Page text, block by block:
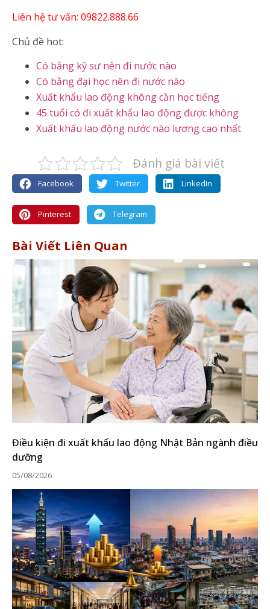
Liên hệ tư vấn: 09822.888.66
Chủ đề hot:
Có bằng kỹ sư nên đi nước nào
Có bằng đại học nên đi nước nào
Xuất khẩu lao động không cần học tiếng
45 tuổi có đi xuất khẩu lao động được không
Xuất khẩu lao động nước nào lương cao nhất
Đánh giá bài viết
Facebook Twitter LinkedIn
Pinterest Telegram
Bài Viết Liên Quan
Điều kiện đi xuất khẩu lao động Nhật Bản ngành điều
dưỡng
05/08/2026